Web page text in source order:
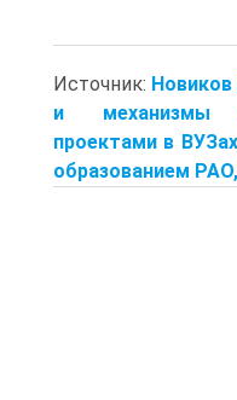
Источник:
и механизмы
проектами в
образованием